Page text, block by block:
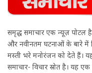
समृद्ध समाचार एक न्यूज़ पोर्टल
और नवीनतम घटनाओं के बारे में
मस्ती भरे मनोरंजन को देते हैं।
समाचार- विचार स्रोत है। यह एक